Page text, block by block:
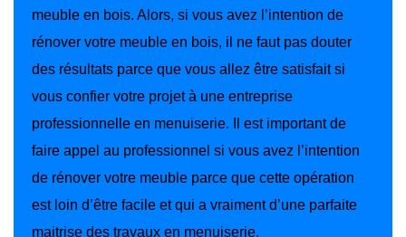
meuble en bois. Alors, si vous avez l’intention de
rénover votre meuble en bois, il ne faut pas douter
des résultats parce que vous allez être satisfait si
vous confier votre projet à une entreprise
professionnelle en menuiserie. Il est important de
faire appel au professionnel si vous avez l’intention
de rénover votre meuble parce que cette opération
est loin d’être facile et qui a vraiment d’une parfaite
maitrise des travaux en menuiserie.